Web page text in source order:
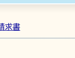
求書